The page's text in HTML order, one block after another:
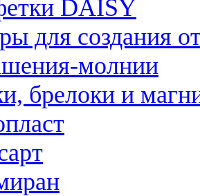
DAISY
для создания
молнии
брелоки и